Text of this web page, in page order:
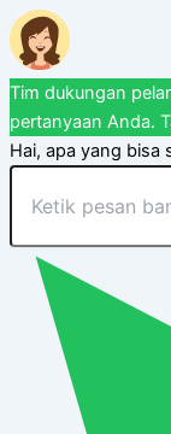
Tim dukungan
pertanyaan Anda.
Hai, apa yang bisa